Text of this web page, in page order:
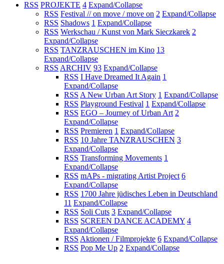
RSS PROJEKTE 4 Expand/Collapse
RSS Festival // on move / move on 2 Expand/Collapse
RSS Shadows 1 Expand/Collapse
RSS Werkschau / Kunst von Mark Sieczkarek 2
Expand/Collapse
RSS TANZRAUSCHEN im Kino 13
Expand/Collapse
RSS ARCHIV 93 Expand/Collapse
RSS I Have Dreamed It Again 1
Expand/Collapse
RSS A New Urban Art Story 1 Expand/Collapse
RSS Playground Festival 1 Expand/Collapse
RSS EGO – Journey of Urban Art 2
Expand/Collapse
RSS Premieren 1 Expand/Collapse
RSS 10 Jahre TANZRAUSCHEN 3
Expand/Collapse
RSS Transforming Movements 1
Expand/Collapse
RSS mAPs - migrating Artist Project 6
Expand/Collapse
RSS 1700 Jahre jüdisches Leben in Deutschland
11 Expand/Collapse
RSS Soli Cuts 3 Expand/Collapse
RSS SCREEN DANCE ACADEMY 4
Expand/Collapse
RSS Aktionen / Filmprojekte 6 Expand/Collapse
RSS Pop Me Up 2 Expand/Collapse